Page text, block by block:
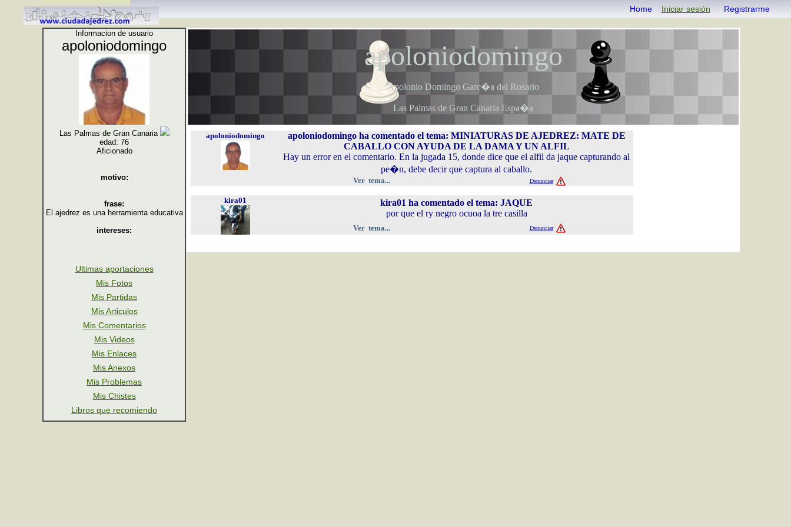
Home Iniciar sesión Registrarme
Informacion de usuario
apoloniodomingo
Las Palmas de Gran Canaria
edad: 76
Aficionado
motivo:
frase:
El ajedrez es una herramienta educativa
intereses:
Ultimas aportaciones
Mis Fotos
Mis Partidas
Mis Articulos
Mis Comentarios
Mis Videos
Mis Enlaces
Mis Anexos
Mis Problemas
Mis Chistes
Libros que recomiendo
apoloniodomingo
Apolonio Domingo Garc�a del Rosario
Las Palmas de Gran Canaria Espa�a
apoloniodomingo
apoloniodomingo ha comentado el tema: MINIATURAS DE AJEDREZ: MATE DE
CABALLO CON AYUDA DE LA DAMA Y UN ALFIL
Hay un error en el comentario. En la jugada 15, donde dice que el alfil da jaque capturando al
pe�n, debe decir que captura al caballo.
Ver tema... Denunciar
kira01
kira01 ha comentado el tema: JAQUE
por que el ry negro ocuoa la tre casilla
Ver tema... Denunciar